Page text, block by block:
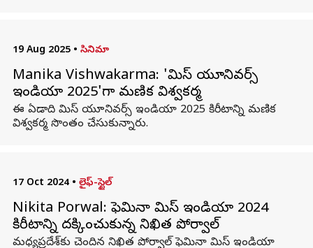
19 Aug 2025 • సినిమా
Manika Vishwakarma: 'మిస్‌ యూనివర్స్‌
ఇండియా 2025'గా మణిక విశ్వకర్మ
ఈ ఏడాది మిస్‌ యూనివర్స్‌ ఇండియా 2025 కిరీటాన్ని మణిక
విశ్వకర్మ సొంతం చేసుకున్నారు.
17 Oct 2024 • లైఫ్-స్టైల్
Nikita Porwal: ఫెమినా మిస్‌ ఇండియా 2024
కిరీటాన్ని దక్కించుకున్న నిఖిత పోర్వాల్‌
మధ్య‌ప్ర‌దేశ్‌కు చెందిన నిఖిత పోర్వాల్‌ ఫెమినా మిస్‌ ఇండియా